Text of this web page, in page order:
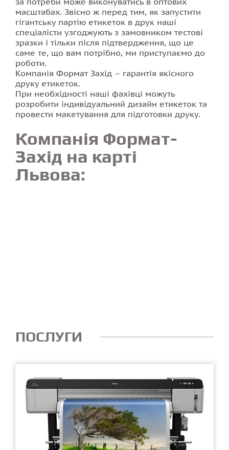
масштабах. Звісно ж перед тим, як запустити
гігантську партію етикеток в друк наші
спеціалісти узгоджують з замовником тестові
зразки і тільки після підтвердження, що це
саме те, що вам потрібно, ми приступаємо до
роботи.
Компанія Формат Захід – гарантія якісного
друку етикеток.
При необхідності наші фахівці можуть
розробити індивідуальний дизайн етикеток та
провести макетування для підготовки друку.
Компанія Формат-
Захід на карті
Львова:
ПОСЛУГИ